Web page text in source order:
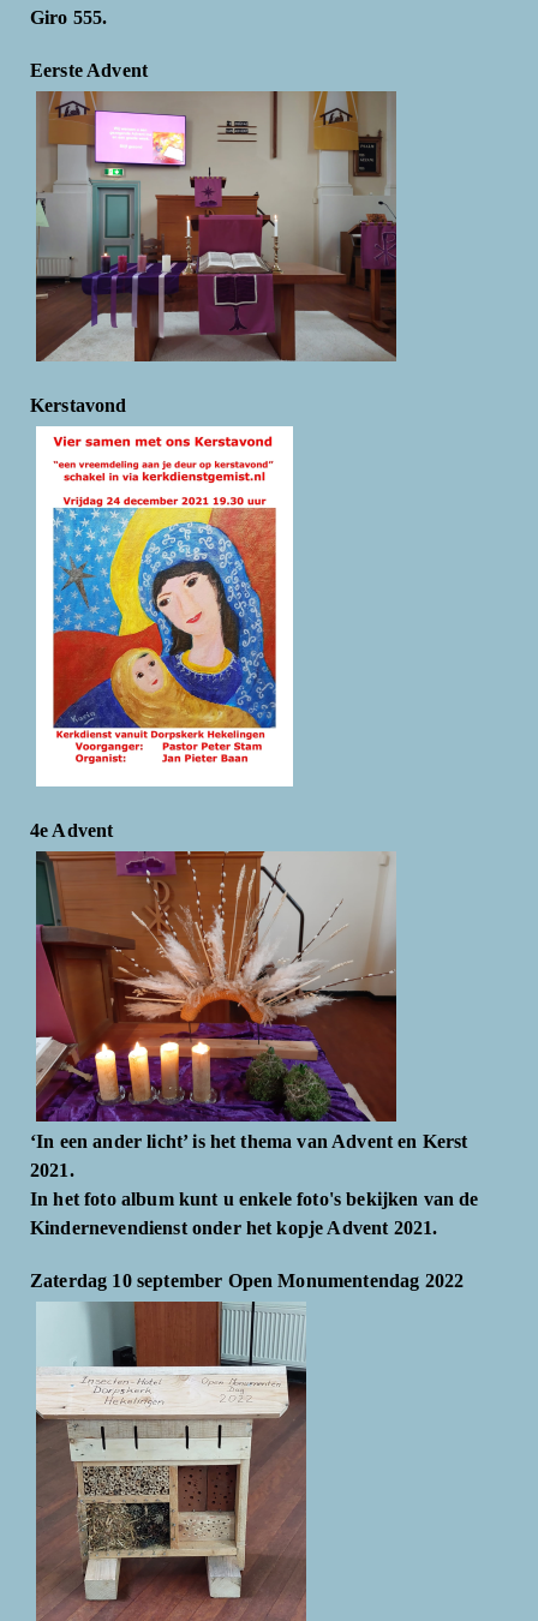
Giro 555.
Eerste Advent
Kerstavond
4e Advent
‘In een ander licht’ is het thema van Advent en Kerst
2021.
In het foto album kunt u enkele foto's bekijken van de
Kindernevendienst onder het kopje Advent 2021.
Zaterdag 10 september Open Monumentendag 2022